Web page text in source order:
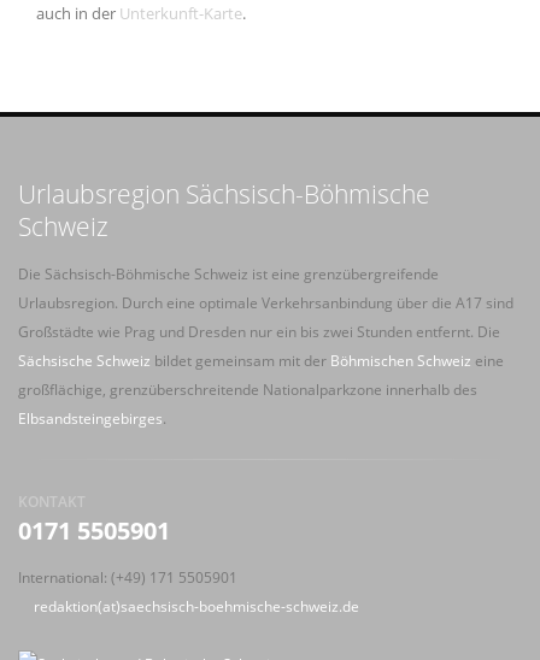
auch in der Unterkunft-Karte.
Urlaubsregion Sächsisch-Böhmische
Schweiz
Die Sächsisch-Böhmische Schweiz ist eine grenzübergreifende
Urlaubsregion. Durch eine optimale Verkehrsanbindung über die A17 sind
Großstädte wie Prag und Dresden nur ein bis zwei Stunden entfernt. Die
Sächsische Schweiz bildet gemeinsam mit der Böhmischen Schweiz eine
großflächige, grenzüberschreitende Nationalparkzone innerhalb des
Elbsandsteingebirges.
KONTAKT
0171 5505901
International: (+49) 171 5505901
redaktion(at)saechsisch-boehmische-schweiz.de